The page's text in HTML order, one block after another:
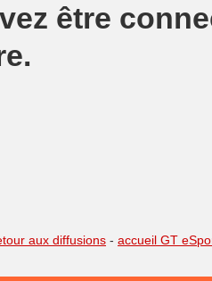
être
aux diffusions - accueil GT